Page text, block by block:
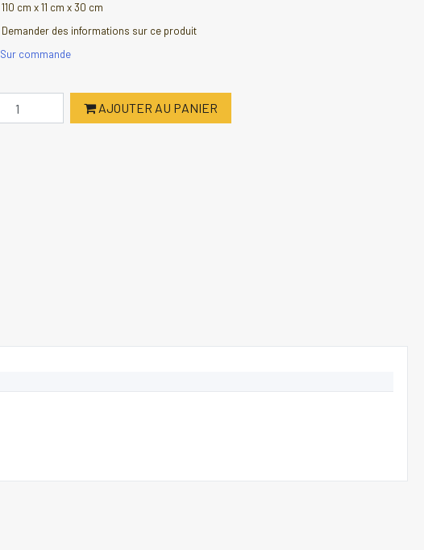
110 cm x 11 cm x 30 cm
Demander des informations sur ce produit
Sur commande
AJOUTER AU PANIER